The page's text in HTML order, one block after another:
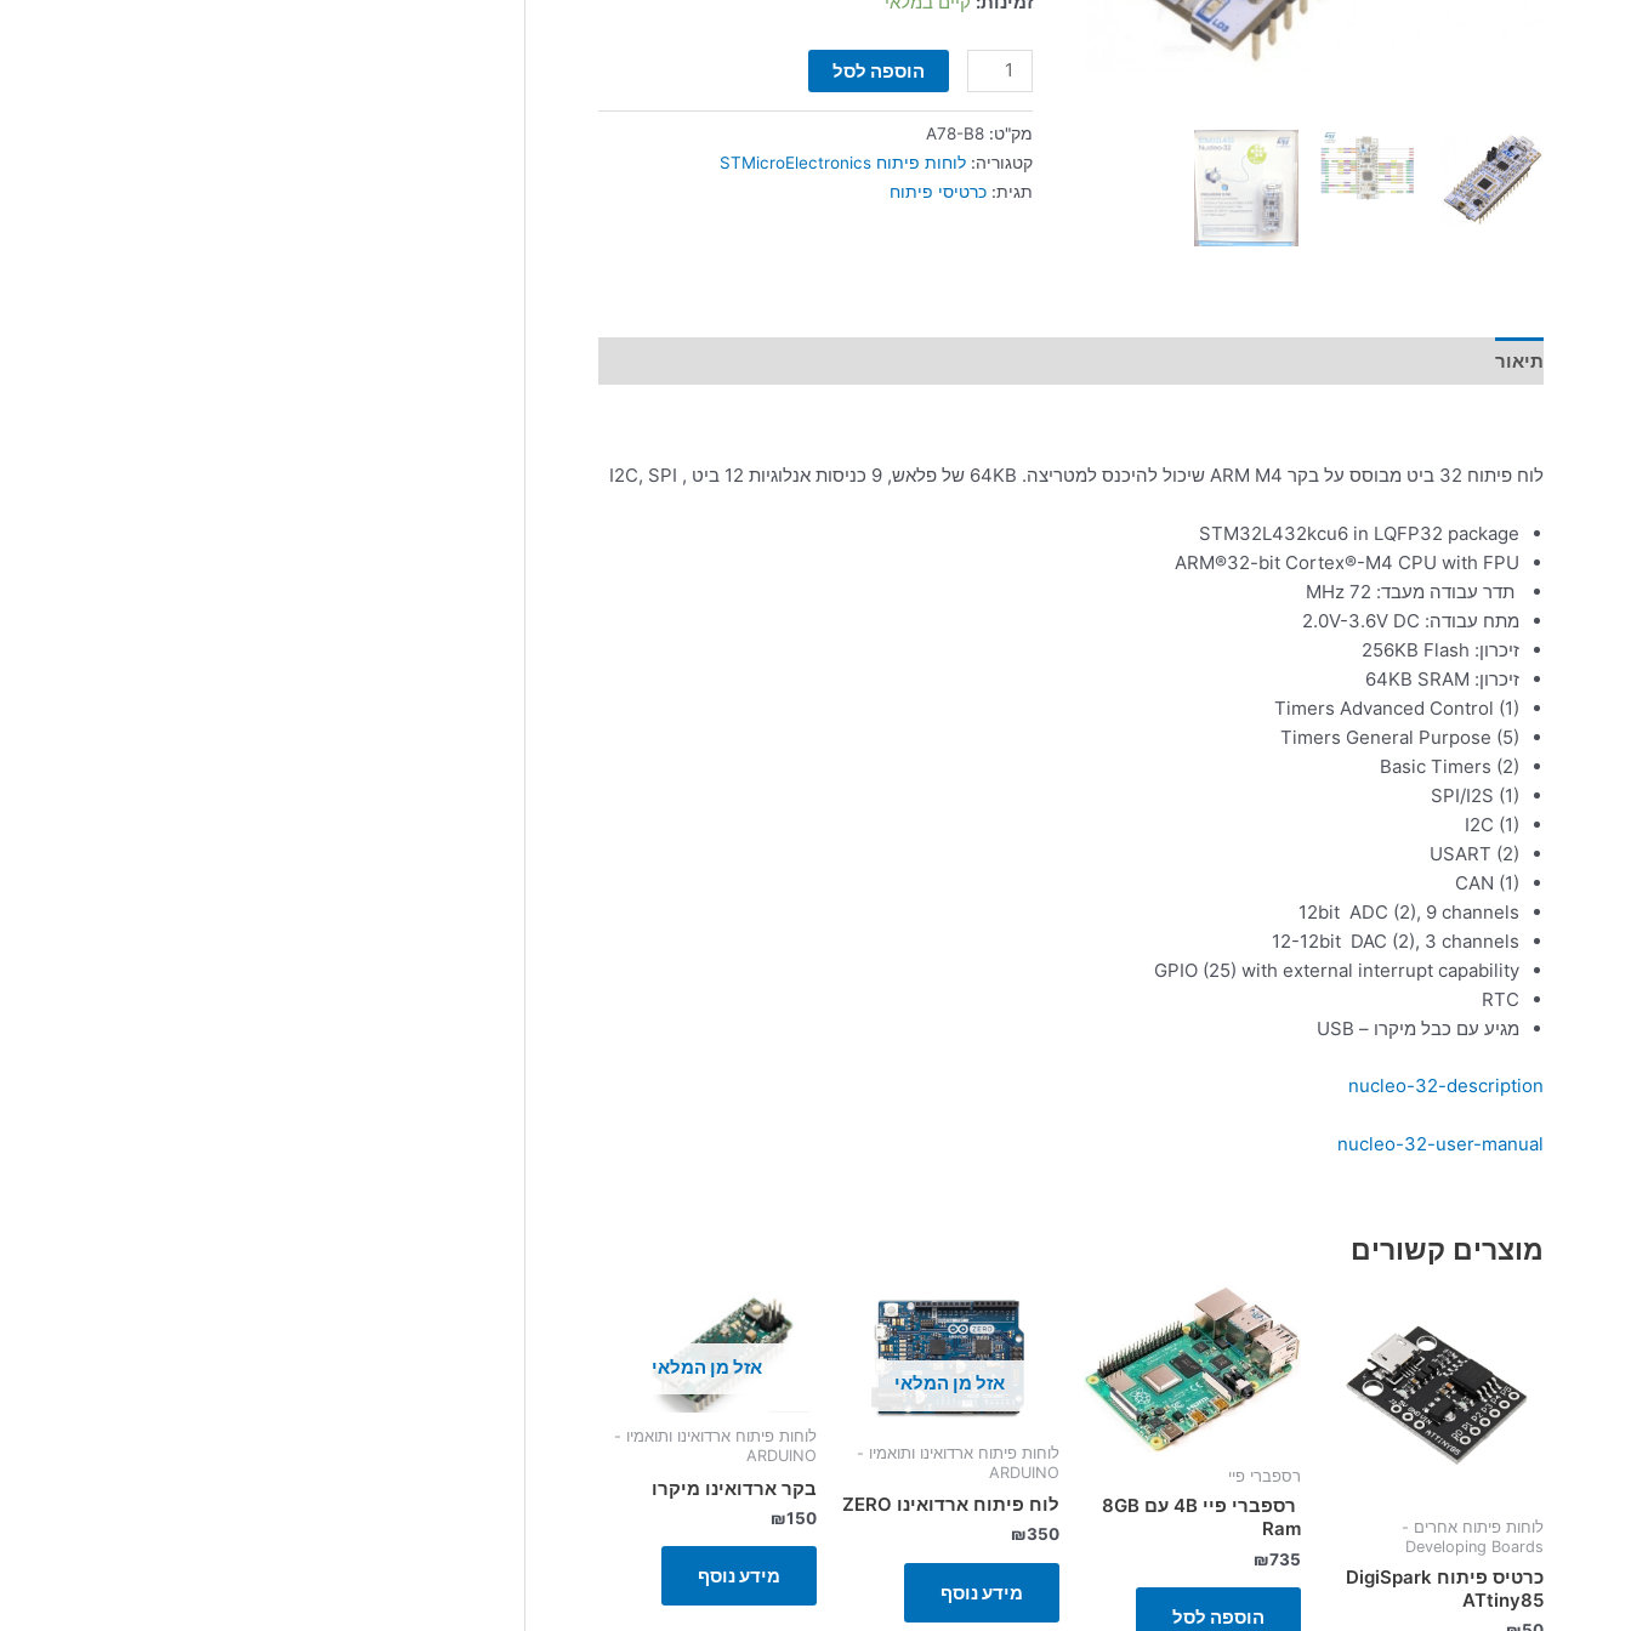
הוספה לסל
מק"ט: A78-B8
קטגוריה: לוחות פיתוח STMicroElectronics
תגית: כרטיסי פיתוח
תיאור
לוח פיתוח 32 ביט מבוסס על בקר ARM M4 שיכול להיכנס למטריצה. 64KB של פלאש, 9 כניסות אנלוגיות 12 ביט , I2C, SPI
STM32L432kcu6 in LQFP32 package
ARM®32-bit Cortex®-M4 CPU with FPU
תדר עבודה מעבד: MHz 72
מתח עבודה: 2.0V-3.6V DC
זיכרון: 256KB Flash
זיכרון: 64KB SRAM
Timers Advanced Control (1)
Timers General Purpose (5)
Basic Timers (2)
SPI/I2S (1)
I2C (1)
USART (2)
CAN (1)
12bit ADC (2), 9 channels
12-12bit DAC (2), 3 channels
GPIO (25) with external interrupt capability
RTC
מגיע עם כבל מיקרו – USB
nucleo-32-description
nucleo-32-user-manual
מוצרים קשורים
לוחות פיתוח אחרים -
Developing Boards
כרטיס פיתוח DigiSpark
ATtiny85
רספברי פיי
רספברי פיי 4B עם 8GB
Ram
₪735
הוספה לסל
אזל מן המלאי
לוחות פיתוח ארדואינו ותואמיו -
ARDUINO
לוח פיתוח ארדואינו ZERO
₪350
מידע נוסף
אזל מן המלאי
לוחות פיתוח ארדואינו ותואמיו -
ARDUINO
בקר ארדואינו מיקרו
₪150
מידע נוסף